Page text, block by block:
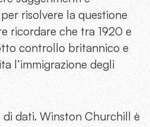
risolvere la questione
ricordare che tra 1920 e
controllo britannico e
l’immigrazione degli
dati. Winston Churchill è